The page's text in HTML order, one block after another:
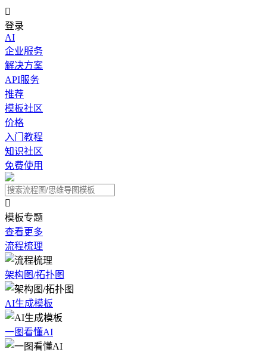

登录
AI
企业服务
解决方案
API服务
推荐
模板社区
价格
入门教程
知识社区
免费使用

模板专题
查看更多
流程梳理
架构图/拓扑图
AI生成模板
一图看懂AI